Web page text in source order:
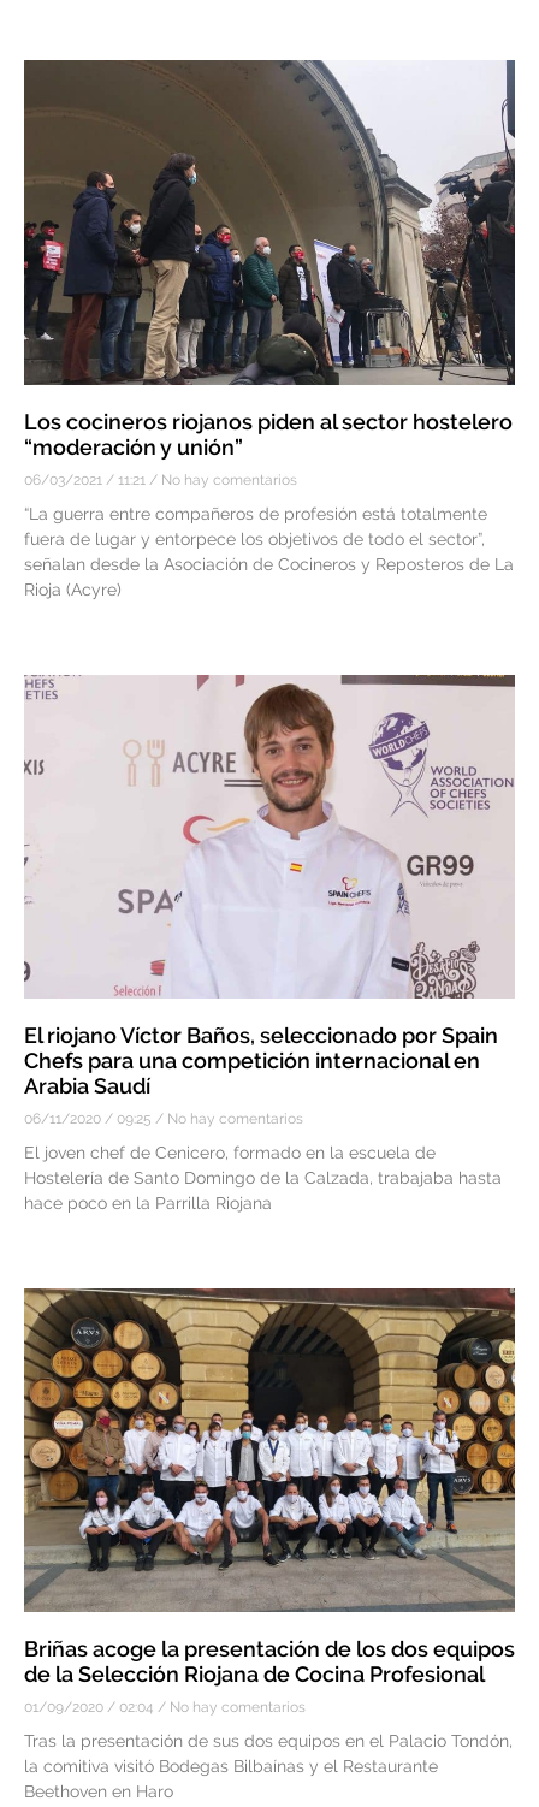
Los cocineros riojanos piden al sector hostelero
“moderación y unión”
06/03/2021 11:21 No hay comentarios
“La guerra entre compañeros de profesión está totalmente
fuera de lugar y entorpece los objetivos de todo el sector”,
señalan desde la Asociación de Cocineros y Reposteros de La
Rioja (Acyre)
El riojano Víctor Baños, seleccionado por Spain
Chefs para una competición internacional en
Arabia Saudí
06/11/2020 09:25 No hay comentarios
El joven chef de Cenicero, formado en la escuela de
Hostelería de Santo Domingo de la Calzada, trabajaba hasta
hace poco en la Parrilla Riojana
Briñas acoge la presentación de los dos equipos
de la Selección Riojana de Cocina Profesional
01/09/2020 02:04 No hay comentarios
Tras la presentación de sus dos equipos en el Palacio Tondón,
la comitiva visitó Bodegas Bilbaínas y el Restaurante
Beethoven en Haro